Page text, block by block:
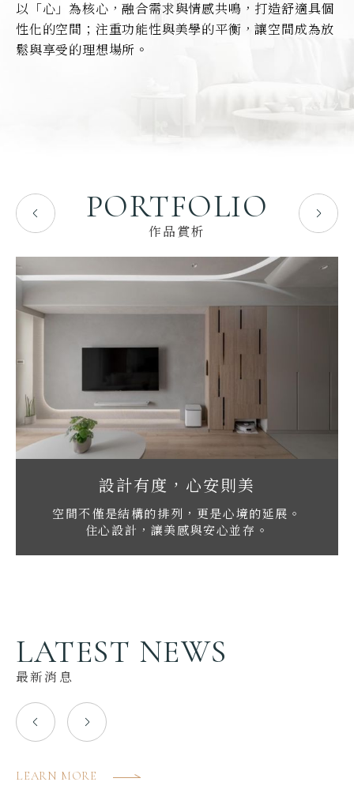
以「心」為核心，融合需求與情感共鳴，打造舒適具個
性化的空間；注重功能性與美學的平衡，讓空間成為放
鬆與享受的理想場所。
設計有度，心安則美
空間不僅是結構的排列，更是心境的延展。
住心設計，讓美感與安心並存。
PORTFOLIO
作品賞析
LATEST NEWS
最新消息
LEARN MORE